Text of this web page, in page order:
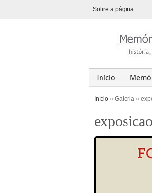
Sobre a página…
Início
Alvalade
Início » Galeria »